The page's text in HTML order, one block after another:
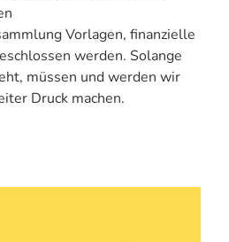
Vorlagen, finanzielle
werden. Solange
müssen und werden wir
Druck machen.